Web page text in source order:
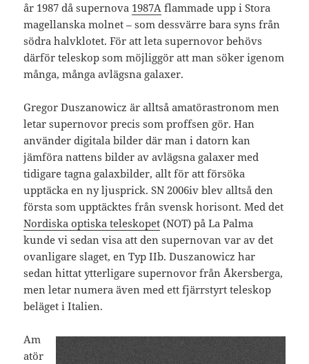
år 1987 då supernova 1987A flammade upp i Stora
magellanska molnet – som dessvärre bara syns från
södra halvklotet. För att leta supernovor behövs
därför teleskop som möjliggör att man söker igenom
många, många avlägsna galaxer.
Gregor Duszanowicz är alltså amatörastronom men
letar supernovor precis som proffsen gör. Han
använder digitala bilder där man i datorn kan
jämföra nattens bilder av avlägsna galaxer med
tidigare tagna galaxbilder, allt för att försöka
upptäcka en ny ljusprick. SN 2006iv blev alltså den
första som upptäcktes från svensk horisont. Med det
Nordiska optiska teleskopet (NOT) på La Palma
kunde vi sedan visa att den supernovan var av det
ovanligare slaget, en Typ IIb. Duszanowicz har
sedan hittat ytterligare supernovor från Åkersberga,
men letar numera även med ett fjärrstyrt teleskop
beläget i Italien.
Am
atör